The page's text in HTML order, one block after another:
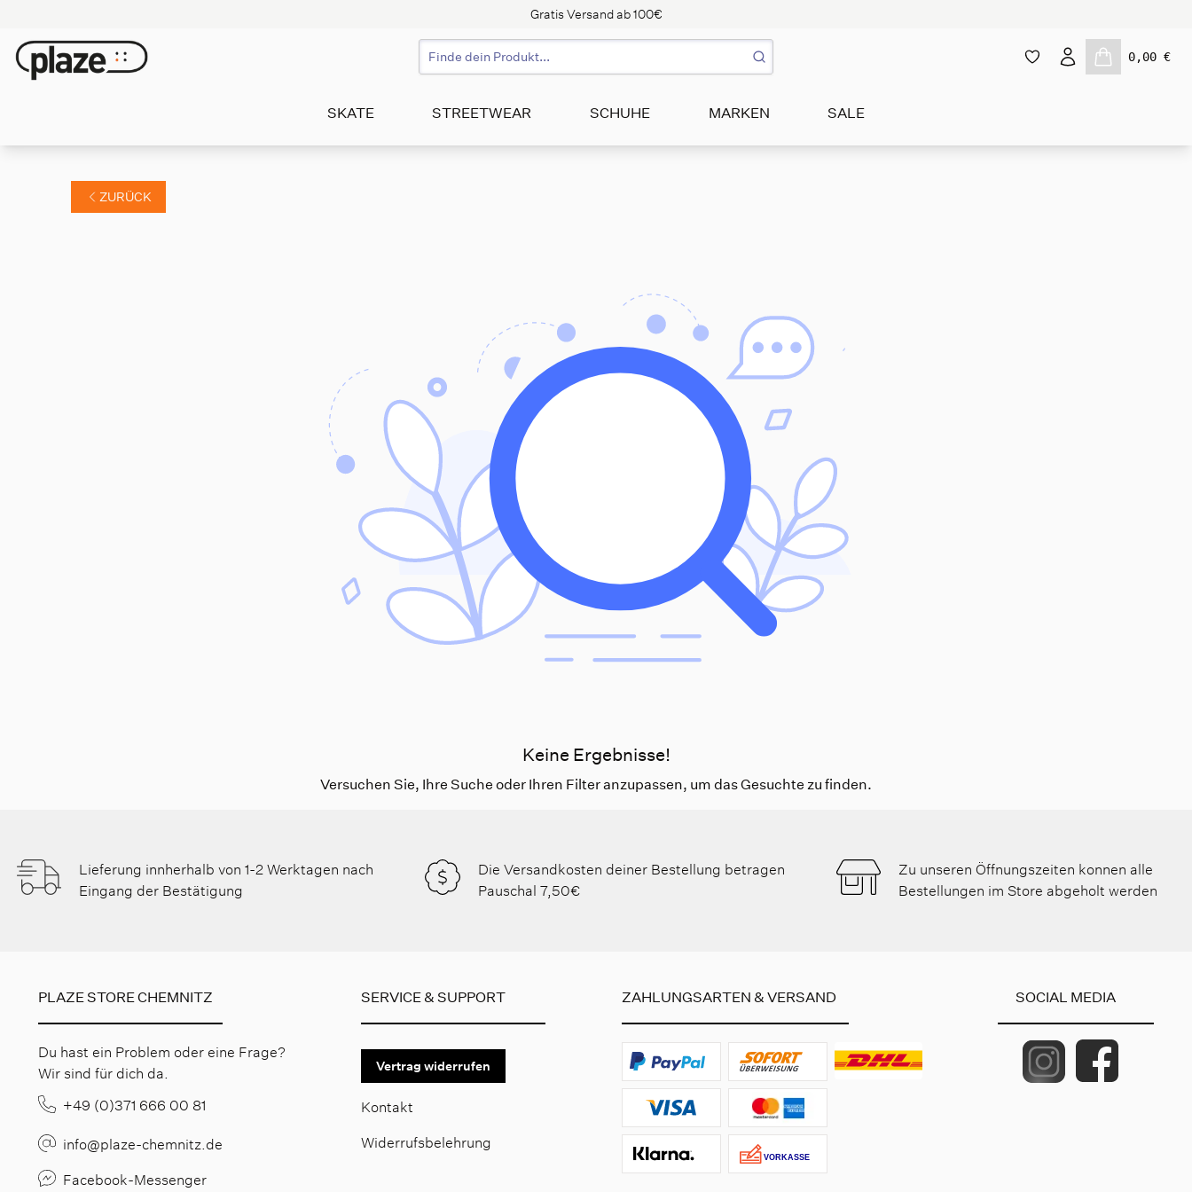
Gratis Versand ab 100€
0,00 €
SKATE STREETWEAR SCHUHE MARKEN SALE
ZURÜCK
Keine Ergebnisse!
Versuchen Sie, Ihre Suche oder Ihren Filter anzupassen, um das Gesuchte zu finden.
Lieferung innherhalb von 1-2 Werktagen nach
Eingang der Bestätigung
Die Versandkosten deiner Bestellung betragen
Pauschal 7,50€
Zu unseren Öffnungszeiten konnen alle
Bestellungen im Store abgeholt werden
PLAZE STORE CHEMNITZ
Du hast ein Problem oder eine Frage?
Wir sind für dich da.
+49 (0)371 666 00 81
info@plaze-chemnitz.de
Facebook-Messenger
SERVICE & SUPPORT
Vertrag widerrufen
Kontakt
Widerrufsbelehrung
ZAHLUNGSARTEN & VERSAND SOCIAL MEDIA